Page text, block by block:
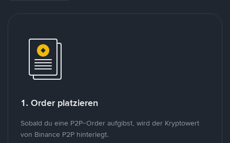
1. Order platzieren
Sobald du eine P2P-Order aufgibst, wird der Kryptowert
von Binance P2P hinterlegt.